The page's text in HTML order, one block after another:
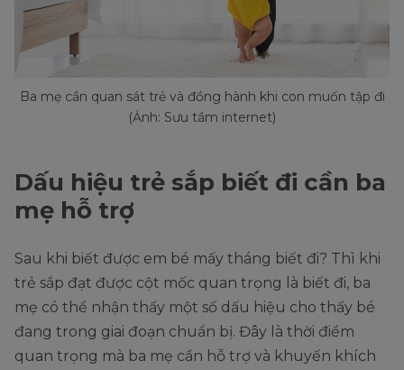
Ba mẹ cần quan sát trẻ và đồng hành khi con muốn tập đi
(Ảnh: Sưu tầm internet)
Dấu hiệu trẻ sắp biết đi cần ba
mẹ hỗ trợ
Sau khi biết được em bé mấy tháng biết đi? Thì khi
trẻ sắp đạt được cột mốc quan trọng là biết đi, ba
mẹ có thể nhận thấy một số dấu hiệu cho thấy bé
đang trong giai đoạn chuẩn bị. Đây là thời điểm
quan trọng mà ba mẹ cần hỗ trợ và khuyến khích